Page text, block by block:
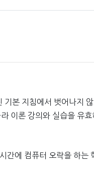
본 지침에서 벗어나지
이론 강의와 실습을 유효
간에 컴퓨터 오락을 하는